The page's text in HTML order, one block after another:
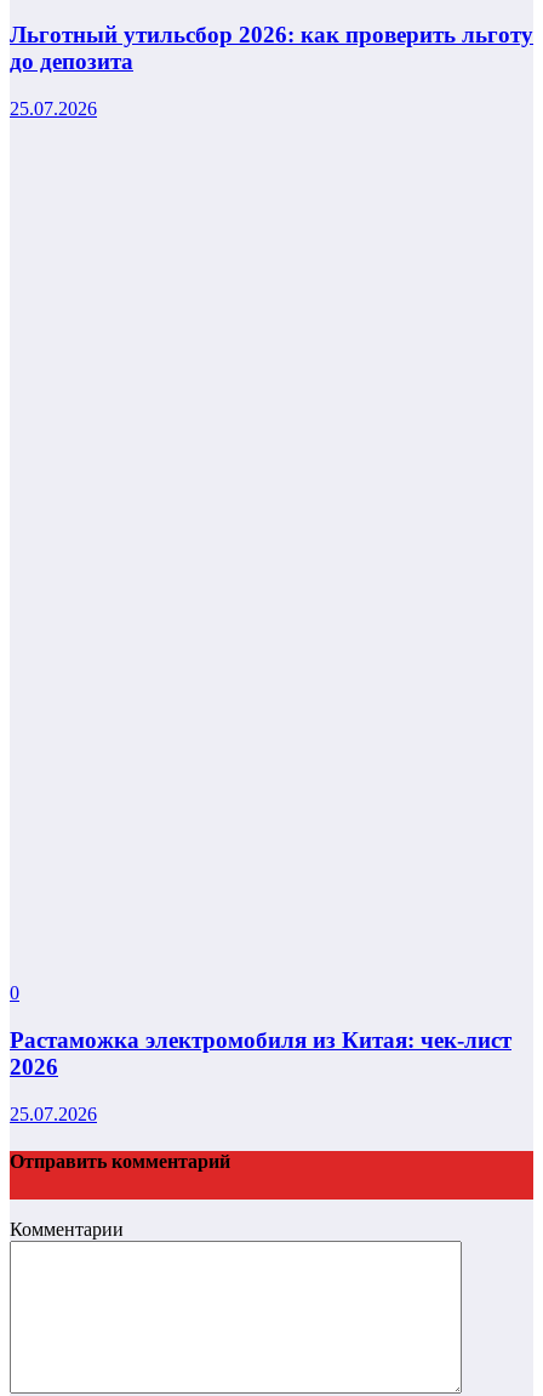
Льготный утильсбор 2026: как проверить льготу
до депозита
25.07.2026
0
Растаможка электромобиля из Китая: чек-лист
2026
25.07.2026
Отправить комментарий
Комментарии